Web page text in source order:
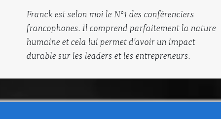
Franck est selon moi le N°1 des conférenciers
francophones. Il comprend parfaitement la nature
humaine et cela lui permet d’avoir un impact
durable sur les leaders et les entrepreneurs.